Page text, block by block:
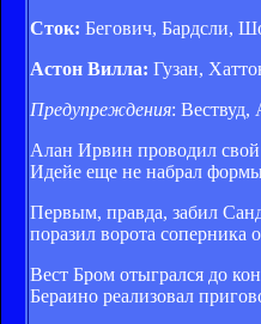
Сток: Бегович, Бардсли,
Астон Вилла: Гузан,
Предупреждения: Вествуд,
Алан Ирвин проводил
Идейе еще не набрал формы
Первым, правда, забил
поразил ворота
Вест Бром отыгрался до
Бераино реализовал